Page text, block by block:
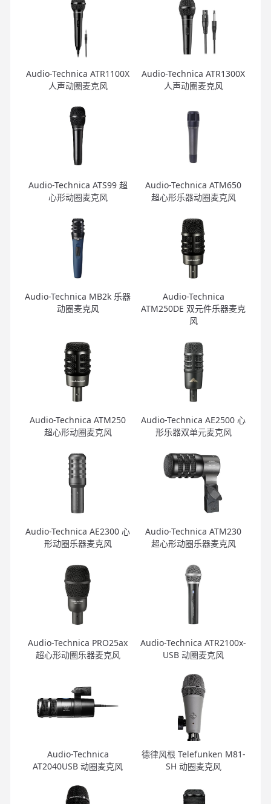
Audio-Technica ATR1100X
人声动圈麦克风
Audio-Technica ATR1300X
人声动圈麦克风
Audio-Technica ATS99 超
心形动圈麦克风
Audio-Technica ATM650
超心形乐器动圈麦克风
Audio-Technica MB2k 乐器
动圈麦克风
Audio-Technica
ATM250DE 双元件乐器麦克
风
Audio-Technica ATM250
超心形动圈麦克风
Audio-Technica AE2500 心
形乐器双单元麦克风
Audio-Technica AE2300 心
形动圈乐器麦克风
Audio-Technica ATM230
超心形动圈乐器麦克风
Audio-Technica PRO25ax
超心形动圈乐器麦克风
Audio-Technica ATR2100x-
USB 动圈麦克风
Audio-Technica
AT2040USB 动圈麦克风
德律风根 Telefunken M81-
SH 动圈麦克风